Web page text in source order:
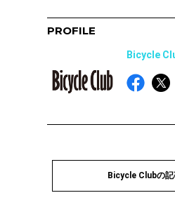
PROFILE
Bicycle
Bicycle Clubの記